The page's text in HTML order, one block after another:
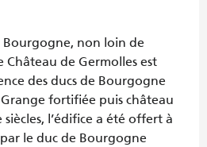
non loin de
Château de Germolles est
des ducs de Bourgogne
Grange fortifiée puis château
l’édifice a été offert à
le duc de Bourgogne